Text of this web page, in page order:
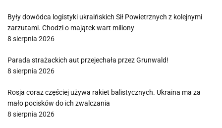
Były dowódca logistyki ukraińskich Sił Powietrznych z kolejnymi
zarzutami. Chodzi o majątek wart miliony
8 sierpnia 2026
Parada strażackich aut przejechała przez Grunwald!
8 sierpnia 2026
Rosja coraz częściej używa rakiet balistycznych. Ukraina ma za
mało pocisków do ich zwalczania
8 sierpnia 2026